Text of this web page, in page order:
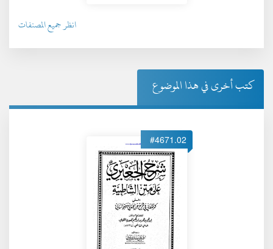
انظر جميع المصنفات
كتب أخرى في هذا الموضوع
#4671.02